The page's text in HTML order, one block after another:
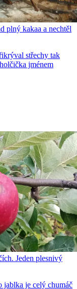
plný kakaa a nechtěl
střechy tak
jménem
Jeden plesnivý
jablka je celý chumáč